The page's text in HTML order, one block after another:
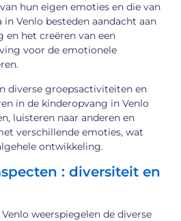
hun eigen emoties en die van
Venlo besteden aandacht aan
het creëren van een
voor de emotionele
diverse groepsactiviteiten en
in de kinderopvang in Venlo
luisteren naar anderen en
verschillende emoties, wat
ontwikkeling.
: diversiteit en
weerspiegelen de diverse